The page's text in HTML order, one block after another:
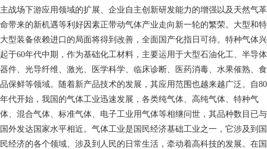
主战场下游应用领域的扩展、企业自主创新研发能力的增强以及天然气革
命带来的新机遇等利好因素正带动气体产业走向新一轮的繁荣。大型和特
大型装备依赖进口的局面将得到改善，全面国产化指日可待。特种气体兴
起于60年代中期，作为基础化工材料，主要运用于大型石油化工、半导体
器件、光导纤维、激光、医学科学、临床诊断、医药消毒、水果催熟、食
品保鲜等领域。随着新产品技术的发展，其应用范围也越来越广泛。自80
年代开始，我国的气体工业迅速发展，各类纯气体、高纯气体、特种气
体、混合气体、标准气体、电子工业用气体等相继问世，其品种数目已与
国外发达国家水平相近。气体工业是国民经济基础工业之一，它涉及到国
民经济的各个领域、涉及到人民的日常生活，牵动着高科技的发展。在国